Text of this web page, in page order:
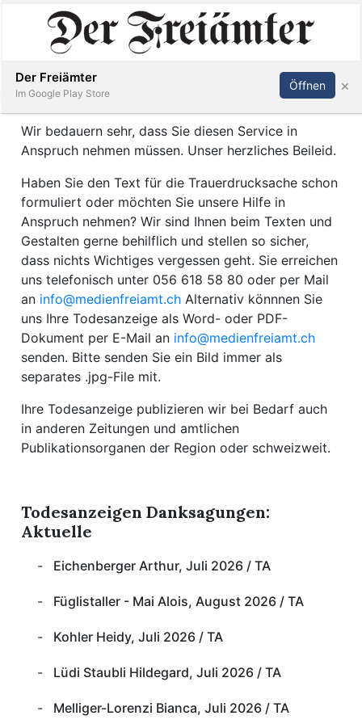
Immobilien
Veranstaltungen
Stellen
E-
Paper
Newsletter
App
Inserieren Abonnieren Anmelden
Im Trauerfall
Wir bedauern sehr, dass Sie diesen Service in
Anspruch nehmen müssen. Unser herzliches Beileid.
Haben Sie den Text für die Trauerdrucksache schon
formuliert oder möchten Sie unsere Hilfe in
Anspruch nehmen? Wir sind Ihnen beim Texten und
Gestalten gerne behilflich und stellen so sicher,
dass nichts Wichtiges vergessen geht. Sie erreichen
uns telefonisch unter 056 618 58 80 oder per Mail
an info@medienfreiamt.ch Alternativ könnnen Sie
uns Ihre Todesanzeige als Word- oder PDF-
Dokument per E-Mail an info@medienfreiamt.ch
senden. Bitte senden Sie ein Bild immer als
separates .jpg-File mit.
Ihre Todesanzeige publizieren wir bei Bedarf auch
in anderen Zeitungen und amtlichen
Publikationsorganen der Region oder schweizweit.
Todesanzeigen Danksagungen:
Aktuelle
Eichenberger Arthur, Juli 2026 / TA
Füglistaller - Mai Alois, August 2026 / TA
Kohler Heidy, Juli 2026 / TA
Lüdi Staubli Hildegard, Juli 2026 / TA
Melliger-Lorenzi Bianca, Juli 2026 / TA
Der Freiämter
Im Google Play Store
Öffnen ×